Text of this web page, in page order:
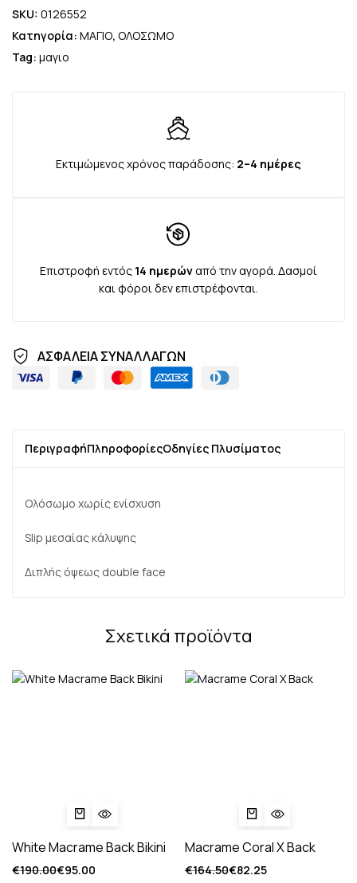
SKU: 0126552
Κατηγορία: ΜΑΓΙΟ, ΟΛΟΣΩΜΟ
Tag: μαγιο
Εκτιμώμενος χρόνος παράδοσης: 2–4 ημέρες
Επιστροφή εντός 14 ημερώναπό την αγορά. Δασμοί
και φόροι δεν επιστρέφονται.
ΑΣΦΑΛΕΙΑ ΣΥΝΑΛΛΑΓΩΝ
ΠεριγραφήΠληροφορίεςΟδηγίες Πλυσίματος
Ολόσωμο χωρίς ενίσχυση
Slip μεσαίας κάλυψης
Διπλής όψεως double face
Σχετικά προϊόντα
White Macrame Back Bikini
€190.00€95.00
Macrame Coral X Back
€164.50€82.25